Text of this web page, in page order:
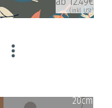
(inkl. USt)
20cm